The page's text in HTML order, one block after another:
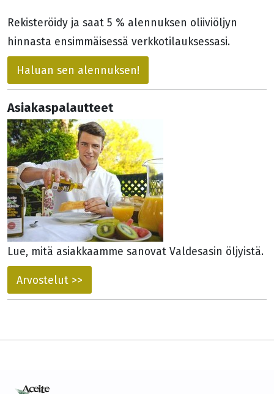
Rekisteröidy ja saat 5 % alennuksen oliiviöljyn
hinnasta ensimmäisessä verkkotilauksessasi.
Haluan sen alennuksen!
Asiakaspalautteet
Lue, mitä asiakkaamme sanovat Valdesasin öljyistä.
Arvostelut >>